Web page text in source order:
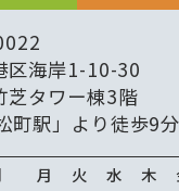
区海岸1-10-30
芝タワー棟3階
町駅」より徒歩9分
月 火 水 木